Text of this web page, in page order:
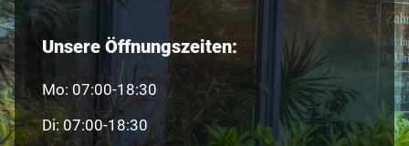
Unsere Öffnungszeiten:
Mo: 07:00-18:30
Di: 07:00-18:30